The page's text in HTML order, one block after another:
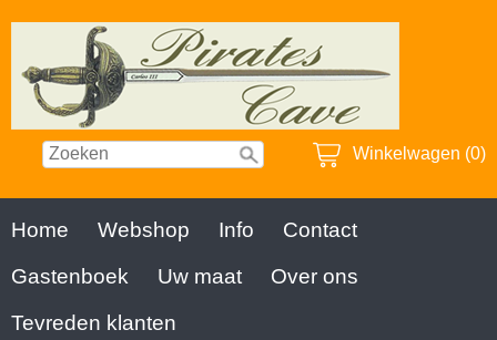
Winkelwagen (0)
Home Webshop Info
Contact
Gastenboek
Uw maat
Over ons
Tevreden klanten